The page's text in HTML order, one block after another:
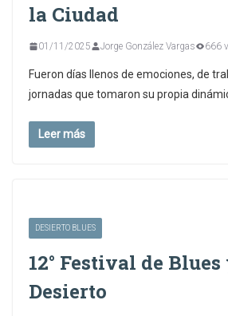
la Ciudad
01/11/2025 Jorge González Vargas 666
Fueron días llenos de emociones, de
jornadas que tomaron su propia
Leer más
DESIERTO BLUES
12° Festival de
Desierto